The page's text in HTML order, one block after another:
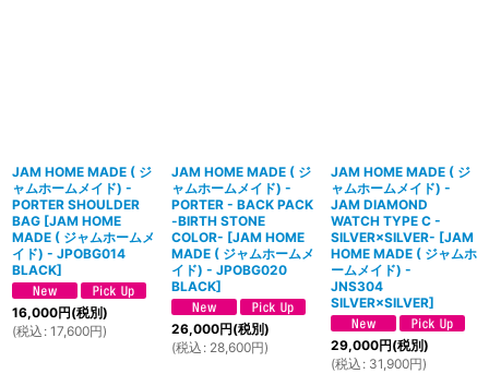
JAM HOME MADE ( ジ
ャムホームメイド) -
PORTER SHOULDER
BAG [JAM HOME
MADE ( ジャムホームメ
イド) - JPOBG014
BLACK]
16,000円(税別)
(税込 : 17,600円)
JAM HOME MADE ( ジ
ャムホームメイド) -
PORTER - BACK PACK
-BIRTH STONE
COLOR- [JAM HOME
MADE ( ジャムホームメ
イド) - JPOBG020
BLACK]
26,000円(税別)
(税込 : 28,600円)
JAM HOME MADE ( ジ
ャムホームメイド) -
JAM DIAMOND
WATCH TYPE C -
SILVER×SILVER- [JAM
HOME MADE ( ジャムホ
ームメイド) -
JNS304
SILVER×SILVER]
29,000円(税別)
(税込 : 31,900円)